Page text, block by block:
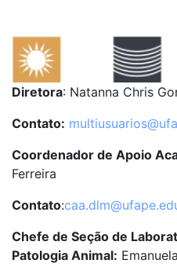
Diretora: Natanna Chris
Contato:
Coordenador de Apoio
Ferreira
Contato:
Chefe de Seção de
Patologia Animal: